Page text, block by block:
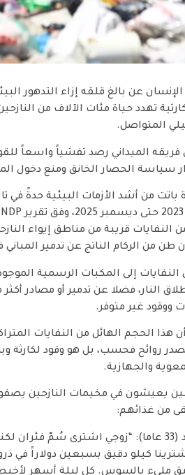
عن بالغ قلقه إزاء التدهور
تهدد حياة مئات الآلاف من
المتواصل.
فريقه الميداني رصد تفشياً واسعاً
سياسة الحصار الخانق ومنع دخول
340 ألف طن من النفايات قريبة من مناطق
النفايات إلى المكبات الرسمية
ووقود غير متوفر.
هذا الحجم الهائل من النفايات
روائح فحسب، بل هو وقود لكارثة
والجهازية.
يعيشون في مخيمات النازحين
من غذائهم:
تقول المواطنة عالية السيد (33 عاما): “زوجي
كيلو دقيق بسبعين دولاراً في
مليء بالسوس. كل ليلة أسهر لأخيط